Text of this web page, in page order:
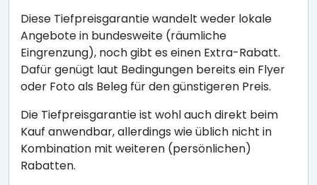
Diese Tiefpreisgarantie wandelt weder lokale
Angebote in bundesweite (räumliche
Eingrenzung), noch gibt es einen Extra-Rabatt.
Dafür genügt laut Bedingungen bereits ein Flyer
oder Foto als Beleg für den günstigeren Preis.
Die Tiefpreisgarantie ist wohl auch direkt beim
Kauf anwendbar, allerdings wie üblich nicht in
Kombination mit weiteren (persönlichen)
Rabatten.